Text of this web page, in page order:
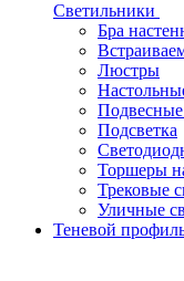
Светильники
Бра
Люстры
Подвесные
Подсветка
Торшеры
Трековые
Уличные
Теневой